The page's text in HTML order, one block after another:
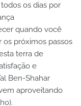
os dias por
quando você
próximos passos
terra de
e
Ben-Shahar
aproveitando